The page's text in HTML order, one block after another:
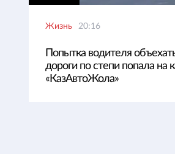
Жизнь 20:16
Попытка водителя
дороги по степи попала на
«КазАвтоЖола»